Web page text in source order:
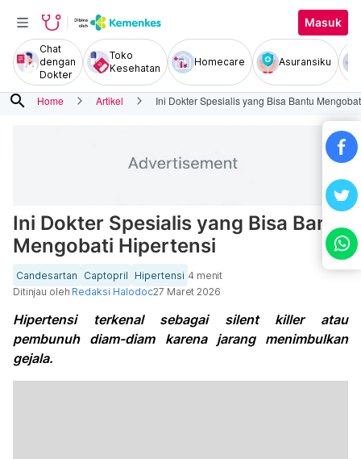
Masuk
Chat
dengan
Dokter
Toko
Kesehatan
Homecare Asuransiku
search Home Artikel Ini Dokter Spesialis yang Bisa Bantu
Ini Dokter Spesialis yang Bisa Bantu
Mengobati Hipertensi
Candesartan Captopril Hipertensi 4 menit
Ditinjau oleh Redaksi Halodoc27 Maret 2026
Hipertensi terkenal sebagai silent killer atau
pembunuh diam-diam karena jarang menimbulkan
gejala.